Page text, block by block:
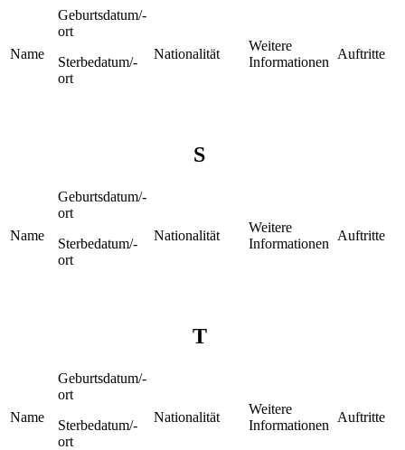
Name
Geburtsdatum/-
ort
Sterbedatum/-
ort
Nationalität
Weitere
Informationen
Auftritte
S
Name
Geburtsdatum/-
ort
Sterbedatum/-
ort
Nationalität
Weitere
Informationen
Auftritte
T
Name
Geburtsdatum/-
ort
Sterbedatum/-
ort
Nationalität
Weitere
Informationen
Auftritte